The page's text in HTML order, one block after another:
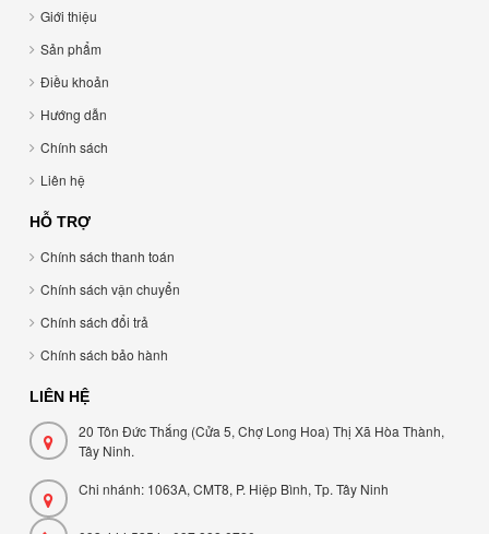
Giới thiệu
Sản phẩm
Điều khoản
Hướng dẫn
Chính sách
Liên hệ
HỖ TRỢ
Chính sách thanh toán
Chính sách vận chuyển
Chính sách đổi trả
Chính sách bảo hành
LIÊN HỆ
20 Tôn Đức Thắng (Cửa 5, Chợ Long Hoa) Thị Xã Hòa Thành,
Tây Ninh.
Chi nhánh: 1063A, CMT8, P. Hiệp Bình, Tp. Tây Ninh